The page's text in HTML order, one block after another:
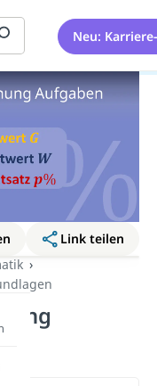
Neu:
Link teilen